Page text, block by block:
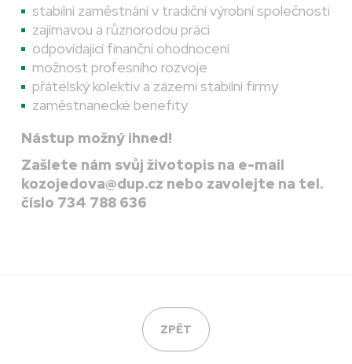
stabilní zaměstnání v tradiční výrobní společnosti
zajímavou a různorodou práci
odpovídající finanční ohodnocení
možnost profesního rozvoje
přátelský kolektiv a zázemí stabilní firmy
zaměstnanecké benefity
Nástup možný ihned!
Zašlete nám svůj životopis na e-mail
kozojedova@dup.cz nebo zavolejte na tel.
číslo 734 788 636
ZPĚT